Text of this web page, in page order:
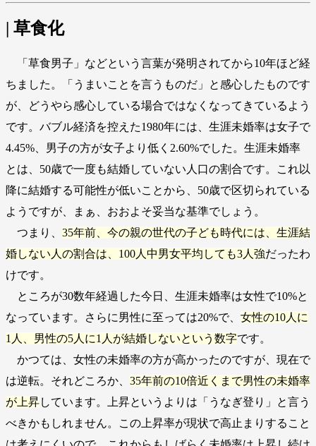
| 草食化
「草食男子」などという言葉が発明されてから10年ほど経
ちました。「うまいことを言うものだ」と感心したものです
が、どうやら感心している場合ではなくなってきているよう
です。バブル経済を控えた1980年には、生涯未婚率は女子で
4.45%、男子の方が女子より低く2.60%でした。生涯未婚率
とは、50歳で一度も結婚していない人口の割合です。これ以
降に結婚する可能性が低いことから、50歳で区切られている
ようですが、まぁ、おおよそ妥当な基準でしょう。
つまり、 35年前、今の親の世代の子ども時代には、生涯結
婚しない人の割合は、100人中男女平均しても3人強だったわ
けです。
ところが30数年経過した今日、生涯未婚率は女性で10%と
なっています。さらに男性に至っては20%で、 女性の10人に
1人、男性の5人に1人が結婚しないという数字です。
かつては、女性の未婚率の方が高かったのですが、現在で
は逆転。それどころか、 35年前の10倍近くまで男性の未婚率
が上昇しています。上昇というよりは「うなぎ登り」と言う
べきかもしれません。この上昇率が現状で高止まりすること